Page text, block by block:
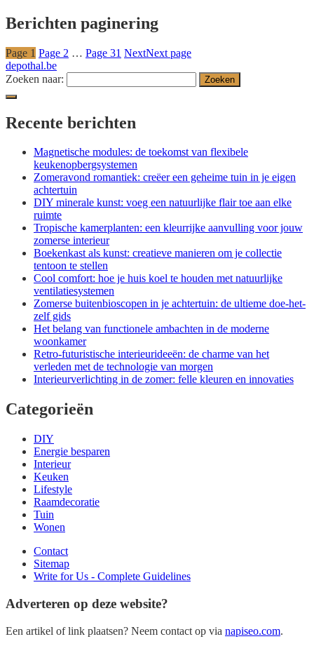
Berichten paginering
Page 1 Page 2 … Page 31 NextNext page
depothal.be
Zoeken naar:
Recente berichten
Magnetische modules: de toekomst van flexibele
keukenopbergsystemen
Zomeravond romantiek: creëer een geheime tuin in je eigen
achtertuin
DIY minerale kunst: voeg een natuurlijke flair toe aan elke
ruimte
Tropische kamerplanten: een kleurrijke aanvulling voor jouw
zomerse interieur
Boekenkast als kunst: creatieve manieren om je collectie
tentoon te stellen
Cool comfort: hoe je huis koel te houden met natuurlijke
ventilatiesystemen
Zomerse buitenbioscopen in je achtertuin: de ultieme doe-het-
zelf gids
Het belang van functionele ambachten in de moderne
woonkamer
Retro-futuristische interieurideeën: de charme van het
verleden met de technologie van morgen
Interieurverlichting in de zomer: felle kleuren en innovaties
Categorieën
DIY
Energie besparen
Interieur
Keuken
Lifestyle
Raamdecoratie
Tuin
Wonen
Contact
Sitemap
Write for Us - Complete Guidelines
Adverteren op deze website?
Een artikel of link plaatsen? Neem contact op via napiseo.com.